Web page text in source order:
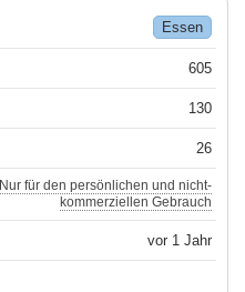
Essen
605
130
26
Nur für den persönlichen und nicht-
kommerziellen Gebrauch
vor 1 Jahr